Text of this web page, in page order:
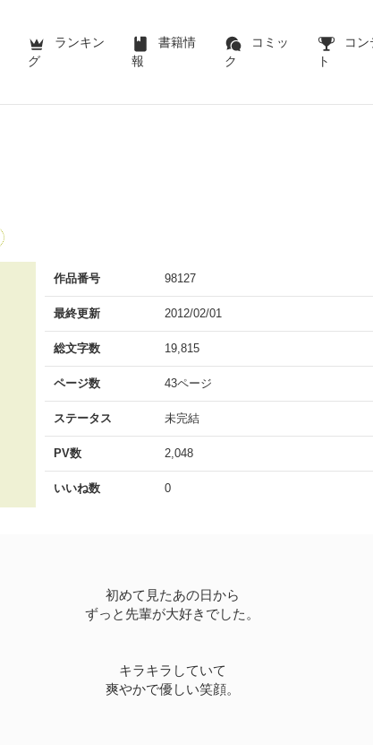
ランキン
グ
書籍情
報
コミッ
ク
コン
ト
作品番号 98127
最終更新 2012/02/01
総文字数 19,815
ページ数 43ページ
ステータス 未完結
PV数 2,048
いいね数 0
初めて見たあの日から
ずっと先輩が大好きでした。
キラキラしていて
爽やかで優しい笑顔。